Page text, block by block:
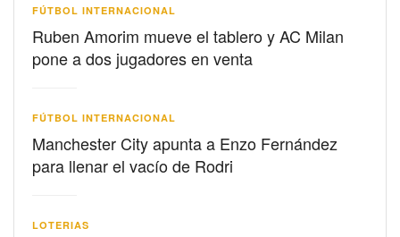
FÚTBOL INTERNACIONAL
Ruben Amorim mueve el tablero y AC Milan
pone a dos jugadores en venta
FÚTBOL INTERNACIONAL
Manchester City apunta a Enzo Fernández
para llenar el vacío de Rodri
LOTERIAS